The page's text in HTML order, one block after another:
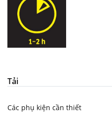
Tải
Các phụ kiện cần thiết